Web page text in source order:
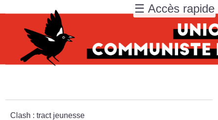
Clash : tract jeunesse
☰ Accès rapide